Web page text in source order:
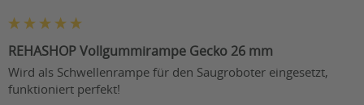
REHASHOP Vollgummirampe Gecko 26 mm
Wird als Schwellenrampe für den Saugroboter eingesetzt,
funktioniert perfekt!